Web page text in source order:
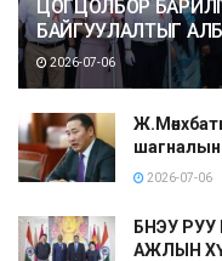
ЦОГЦОЛБОР
БАЙГУУЛАЛТЫГ
2026-07-06
шагналын
2026-07-06
БНЭУ
АЖЛЫН